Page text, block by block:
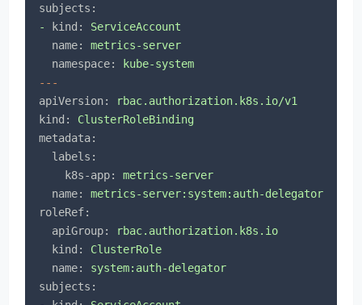
subjects:
-
kind:
ServiceAccount
name:
metrics-server
namespace:
kube-system
---
apiVersion:
rbac.authorization.k8s.io/v1
kind:
ClusterRoleBinding
metadata:
labels:
k8s-app:
metrics-server
name:
metrics-server:system:auth-delegator
roleRef:
apiGroup:
rbac.authorization.k8s.io
kind:
ClusterRole
name:
system:auth-delegator
subjects: